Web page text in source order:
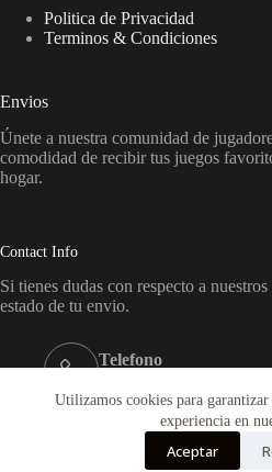
Utilizamos cookies para
experiencia en
Aceptar
Politica de Privacidad
Terminos & Condiciones
Envios
Únete a nuestra comunidad de
comodidad de recibir tus juegos
hogar.
Contact Info
Si tienes dudas con respecto a
estado de tu envio.
Telefono
ventas@onplaygames.cl
Copyright © 2026 - Onplay Games.